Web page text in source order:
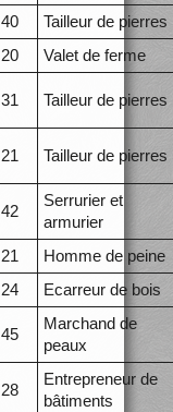
40
Tailleur de pierres
20 Valet de ferme
31 Tailleur de pierres
21 Tailleur de pierres
42
Serrurier et
armurier
21
Homme de peine
24 Ecarreur de bois
45
Marchand de
peaux
28
Entrepreneur de
bâtiments